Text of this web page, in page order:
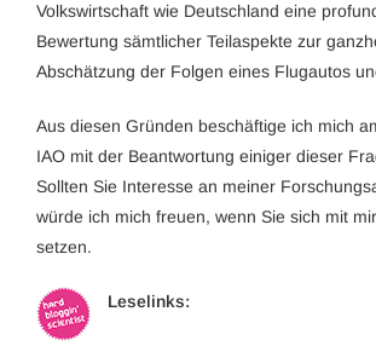
Volkswirtschaft wie Deutschland eine
Bewertung sämtlicher Teilaspekte zur
Abschätzung der Folgen eines Flugautos
Aus diesen Gründen beschäftige ich mich
IAO mit der Beantwortung einiger dieser
Sollten Sie Interesse an meiner
würde ich mich freuen, wenn Sie sich mit
setzen.
Leselinks: